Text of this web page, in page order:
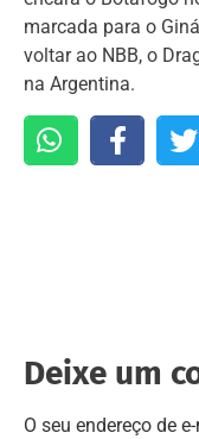
marcada para o
voltar ao NBB, o
na Argentina.
Deixe um
O seu endereço de